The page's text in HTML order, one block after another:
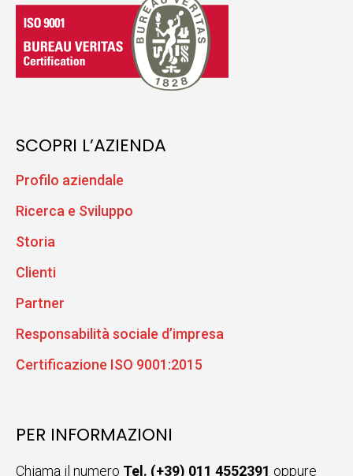
SCOPRI L’AZIENDA
Profilo aziendale
Ricerca e Sviluppo
Storia
Clienti
Partner
Responsabilità sociale d’impresa
Certificazione ISO 9001:2015
PER INFORMAZIONI
Chiama il numero Tel. (+39) 011 4552391 oppure